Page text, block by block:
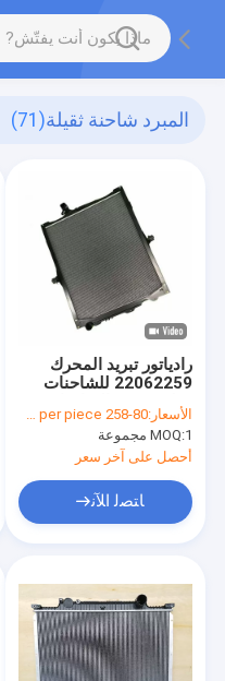
المبرد شاحنة ثقيلة(71)
رادياتور تبريد المحرك
22062259 للشاحنات
85013015
الأسعار:80-258 USD per piece
MOQ:1 مجموعة
أحصل على آخر سعر
ﺎﺘﺼﻟ ﺍﻶﻧ